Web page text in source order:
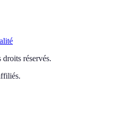
droits réservés.